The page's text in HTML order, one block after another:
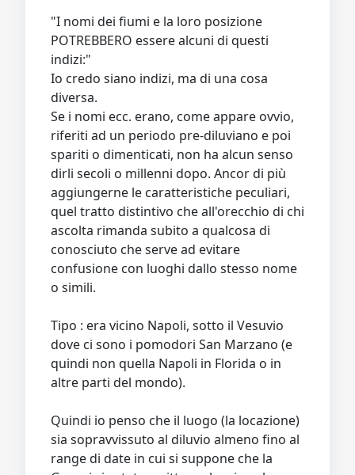
"I nomi dei fiumi e la loro posizione
POTREBBERO essere alcuni di questi
indizi:"
Io credo siano indizi, ma di una cosa
diversa.
Se i nomi ecc. erano, come appare ovvio,
riferiti ad un periodo pre-diluviano e poi
spariti o dimenticati, non ha alcun senso
dirli secoli o millenni dopo. Ancor di più
aggiungerne le caratteristiche peculiari,
quel tratto distintivo che all'orecchio di chi
ascolta rimanda subito a qualcosa di
conosciuto che serve ad evitare
confusione con luoghi dallo stesso nome
o simili.
Tipo : era vicino Napoli, sotto il Vesuvio
dove ci sono i pomodori San Marzano (e
quindi non quella Napoli in Florida o in
altre parti del mondo).
Quindi io penso che il luogo (la locazione)
sia sopravvissuto al diluvio almeno fino al
range di date in cui si suppone che la